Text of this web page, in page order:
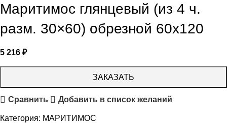
Маритимос глянцевый (из 4 ч.
разм. 30×60) обрезной 60х120
5 216 ₽
ЗАКАЗАТЬ
Сравнить Добавить в список желаний
Категория: МАРИТИМОС